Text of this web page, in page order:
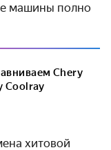
машины полно
Chery
Coolray
хитовой